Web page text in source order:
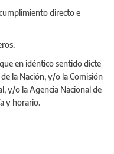
directo e
en idéntico sentido dicte
la Nación, y/o la Comisión
y/o la Agencia Nacional de
y horario.